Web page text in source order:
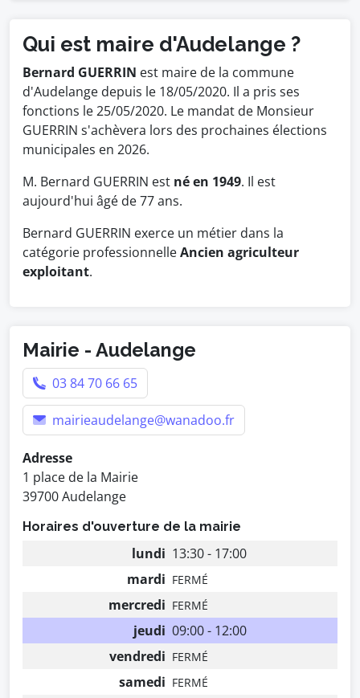
Qui est maire d'Audelange ?
Bernard GUERRIN est maire de la commune
d'Audelange depuis le 18/05/2020. Il a pris ses
fonctions le 25/05/2020. Le mandat de Monsieur
GUERRIN s'achèvera lors des prochaines élections
municipales en 2026.
M. Bernard GUERRIN est né en 1949. Il est
aujourd'hui âgé de 77 ans.
Bernard GUERRIN exerce un métier dans la
catégorie professionnelleAncien agriculteur
exploitant.
Mairie - Audelange
03 84 70 66 65
mairieaudelange@wanadoo.fr
Adresse
1 place de la Mairie
39700 Audelange
Horaires d'ouverture de la mairie
lundi 13:30 - 17:00
mardi FERMÉ
mercredi FERMÉ
jeudi 09:00 - 12:00
vendredi FERMÉ
samedi FERMÉ